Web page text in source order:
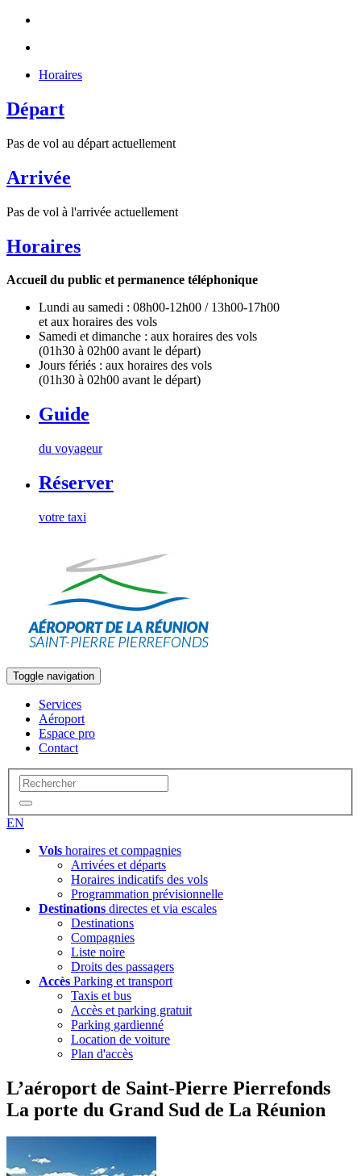
Horaires
Départ
Pas de vol au départ actuellement
Arrivée
Pas de vol à l'arrivée actuellement
Horaires
Accueil du public et permanence téléphonique
Lundi au samedi : 08h00-12h00 / 13h00-17h00
et aux horaires des vols
Samedi et dimanche : aux horaires des vols
(01h30 à 02h00 avant le départ)
Jours fériés : aux horaires des vols
(01h30 à 02h00 avant le départ)
Guide
du voyageur
Réserver
votre taxi
Toggle navigation
Services
Aéroport
Espace pro
Contact
EN
Vols horaires et compagnies
Arrivées et départs
Horaires indicatifs des vols
Programmation prévisionnelle
Destinations directes et via escales
Destinations
Compagnies
Liste noire
Droits des passagers
Accès Parking et transport
Taxis et bus
Accès et parking gratuit
Parking gardienné
Location de voiture
Plan d'accès
L’aéroport de Saint-Pierre Pierrefonds
La porte du Grand Sud de La Réunion